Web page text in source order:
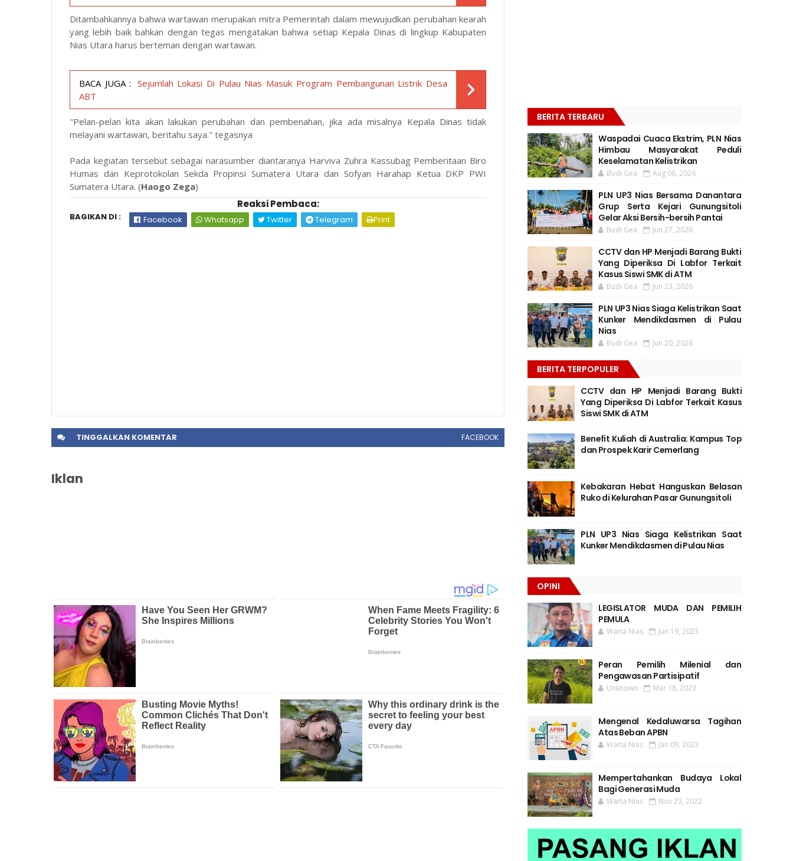
Ditambahkannya bahwa wartawan merupakan mitra Pemerintah dalam mewujudkan perubahan kearah
yang lebih baik bahkan dengan tegas mengatakan bahwa setiap Kepala Dinas di lingkup Kabupaten
Nias Utara harus berteman dengan wartawan.
BACA JUGA : Sejumlah Lokasi Di Pulau Nias Masuk Program Pembangunan Listrik Desa
ABT
"Pelan-pelan kita akan lakukan perubahan dan pembenahan, jika ada misalnya Kepala Dinas tidak
melayani wartawan, beritahu saya." tegasnya
Pada kegiatan tersebut sebagai narasumber diantaranya Harviva Zuhra Kassubag Pemberitaan Biro
Humas dan Keprotokolan Sekda Propinsi Sumatera Utara dan Sofyan Harahap Ketua DKP PWI
Sumatera Utara. (Haogo Zega)
Reaksi Pembaca:
BAGIKAN DI : Facebook Whatsapp Twitter Telegram Print
TINGGALKAN KOMENTAR FACEBOOK
Iklan
BERITA TERBARU
Waspadai Cuaca Ekstrim, PLN Nias
Himbau Masyarakat Peduli
Keselamatan Kelistrikan
Budi Gea Aug 06, 2026
PLN UP3 Nias Bersama Danantara
Grup Serta Kejari Gunungsitoli
Gelar Aksi Bersih-bersih Pantai
Budi Gea Jun 27, 2026
CCTV dan HP Menjadi Barang Bukti
Yang Diperiksa Di Labfor Terkait
Kasus Siswi SMK di ATM
Budi Gea Jun 23, 2026
PLN UP3 Nias Siaga Kelistrikan Saat
Kunker Mendikdasmen di Pulau
Nias
Budi Gea Jun 20, 2026
BERITA TERPOPULER
CCTV dan HP Menjadi Barang Bukti
Yang Diperiksa Di Labfor Terkait Kasus
Siswi SMK di ATM
Benefit Kuliah di Australia: Kampus Top
dan Prospek Karir Cemerlang
Kebakaran Hebat Hanguskan Belasan
Ruko di Kelurahan Pasar Gunungsitoli
PLN UP3 Nias Siaga Kelistrikan Saat
Kunker Mendikdasmen di Pulau Nias
OPINI
LEGISLATOR MUDA DAN PEMILIH
PEMULA
Warta Nias Jun 19, 2023
Peran Pemilih Milenial dan
Pengawasan Partisipatif
Unknown Mar 18, 2023
Mengenal Kedaluwarsa Tagihan
Atas Beban APBN
Warta Nias Jan 09, 2023
Mempertahankan Budaya Lokal
Bagi Generasi Muda
Warta Nias Nov 23, 2022